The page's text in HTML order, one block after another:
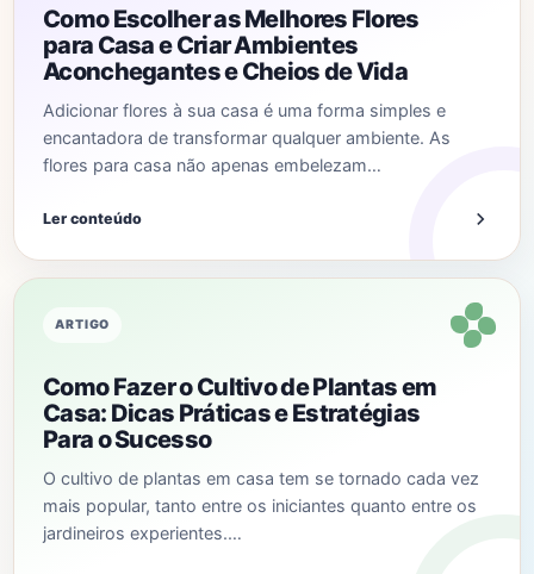
Como Escolher as Melhores Flores
para Casa e Criar Ambientes
Aconchegantes e Cheios de Vida
Adicionar flores à sua casa é uma forma simples e
encantadora de transformar qualquer ambiente. As
flores para casa não apenas embelezam…
Ler conteúdo
ARTIGO
Como Fazer o Cultivo de Plantas em
Casa: Dicas Práticas e Estratégias
Para o Sucesso
O cultivo de plantas em casa tem se tornado cada vez
mais popular, tanto entre os iniciantes quanto entre os
jardineiros experientes.…